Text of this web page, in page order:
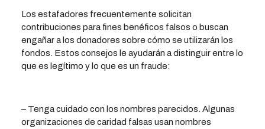
Los estafadores frecuentemente solicitan
contribuciones para fines benéficos falsos o buscan
engañar a los donadores sobre cómo se utilizarán los
fondos. Estos consejos le ayudarán a distinguir entre lo
que es legítimo y lo que es un fraude:
– Tenga cuidado con los nombres parecidos. Algunas
organizaciones de caridad falsas usan nombres